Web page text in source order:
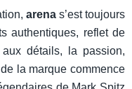
arenas’est toujours
authentiques, reflet de
détails, la passion,
la marque commence